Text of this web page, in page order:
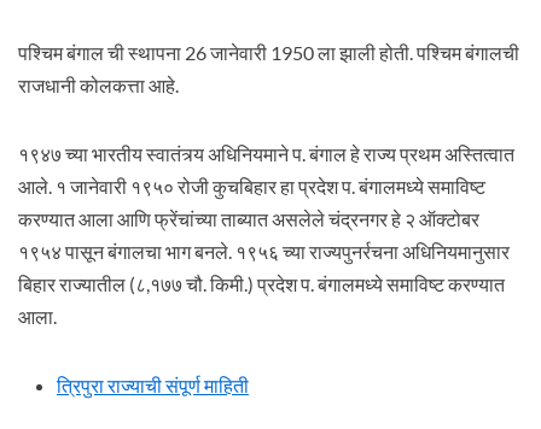
पश्चिम बंगाल ची स्थापना 26 जानेवारी 1950 ला झाली होती. पश्चिम बंगालची
राजधानी कोलकत्ता आहे.
१९४७ च्या भारतीय स्वातंत्र्य अधिनियमाने प. बंगाल हे राज्य प्रथम अस्तित्वात
आले. १ जानेवारी १९५० रोजी कुचबिहार हा प्रदेश प. बंगालमध्ये समाविष्ट
करण्यात आला आणि फ्रेंचांच्या ताब्यात असलेले चंद्रनगर हे २ ऑक्टोबर
१९५४ पासून बंगालचा भाग बनले. १९५६ च्या राज्यपुनर्रचना अधिनियमानुसार
बिहार राज्यातील (८,१७७ चौ. किमी.) प्रदेश प. बंगालमध्ये समाविष्ट करण्यात
आला.
त्रिपुरा राज्याची संपूर्ण माहिती